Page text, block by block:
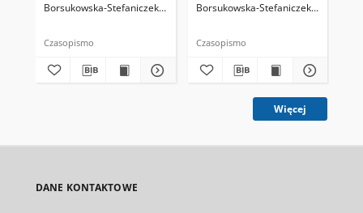
Borsukowska-Stefaniczek, Małgorzata. Redaktor Sobczyk, Adam.
Czasopismo
Borsukowska-Stefaniczek,
Czasopismo
Więcej
DANE KONTAKTOWE